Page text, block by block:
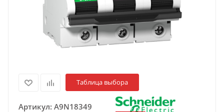
Таблица выбора
Артикул: A9N18349